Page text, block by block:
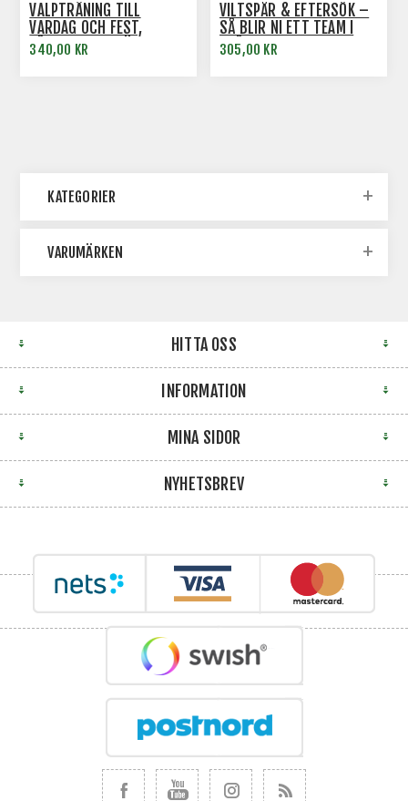
VALPTRÄNING TILL
VARDAG OCH FEST,
FÅGELHUNDSTRÄNING
340,00 KR
VILTSPÅR & EFTERSÖK –
SÅ BLIR NI ETT TEAM I
SPÅRET AV HELENA
LYCKOSKOG
305,00 KR
KATEGORIER
VARUMÄRKEN
HITTA OSS
INFORMATION
MINA SIDOR
NYHETSBREV